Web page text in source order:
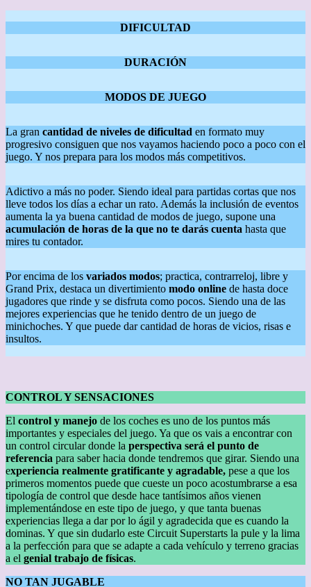
DIFICULTAD
DURACIÓN
MODOS DE JUEGO
La gran cantidad de niveles de dificultad en formato muy
progresivo consiguen que nos vayamos haciendo poco a poco con el
juego. Y nos prepara para los modos más competitivos.
Adictivo a más no poder. Siendo ideal para partidas cortas que nos
lleve todos los días a echar un rato. Además la inclusión de eventos
aumenta la ya buena cantidad de modos de juego, supone una
acumulación de horas de la que no te darás cuenta hasta que
mires tu contador.
Por encima de los variados modos; practica, contrarreloj, libre y
Grand Prix, destaca un divertimiento modo online de hasta doce
jugadores que rinde y se disfruta como pocos. Siendo una de las
mejores experiencias que he tenido dentro de un juego de
minichoches. Y que puede dar cantidad de horas de vicios, risas e
insultos.
CONTROL Y SENSACIONES
El control y manejo de los coches es uno de los puntos más
importantes y especiales del juego. Ya que os vais a encontrar con
un control circular donde la perspectiva será el punto de
referencia para saber hacia donde tendremos que girar. Siendo una
experiencia realmente gratificante y agradable, pese a que los
primeros momentos puede que cueste un poco acostumbrarse a esa
tipología de control que desde hace tantísimos años vienen
implementándose en este tipo de juego, y que tanta buenas
experiencias llega a dar por lo ágil y agradecida que es cuando la
dominas. Y que sin dudarlo este Circuit Superstarts la pule y la lima
a la perfección para que se adapte a cada vehículo y terreno gracias
a el genial trabajo de físicas.
NO TAN JUGABLE